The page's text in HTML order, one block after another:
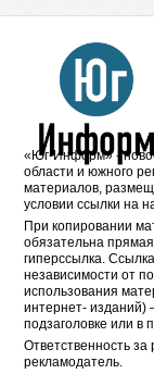
«Юг-Информ» -
области и южного
материалов,
условии ссылки на
При копировании
обязательна
гиперссылка.
независимости от
использования
интернет-
подзаголовке или в
Ответственность
рекламодатель.